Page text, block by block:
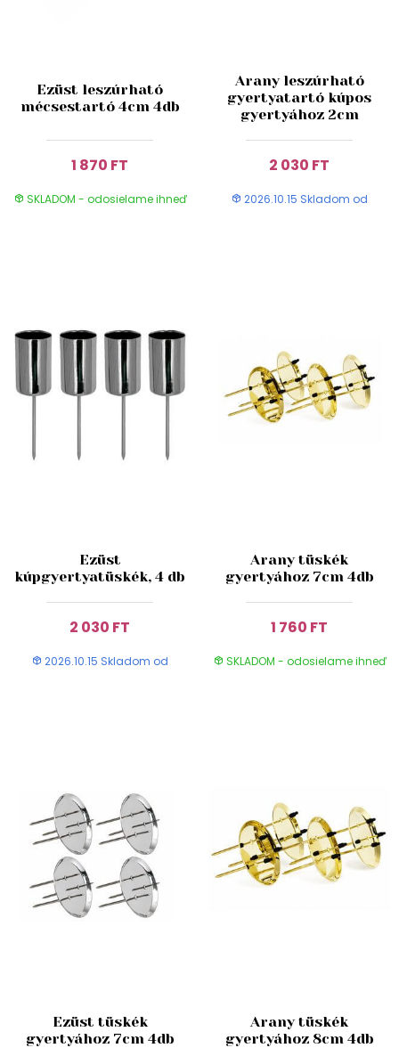
Ezüst leszúrható
mécsestartó 4cm 4db
1 870 FT
SKLADOM - odosielame ihneď
Arany leszúrható
gyertyatartó kúpos
gyertyához 2cm
2 030 FT
2026.10.15 Skladom od
Ezüst
kúpgyertyatüskék, 4 db
2 030 FT
2026.10.15 Skladom od
Arany tüskék
gyertyához 7cm 4db
1 760 FT
SKLADOM - odosielame ihneď
Ezüst tüskék
gyertyához 7cm 4db
Arany tüskék
gyertyához 8cm 4db